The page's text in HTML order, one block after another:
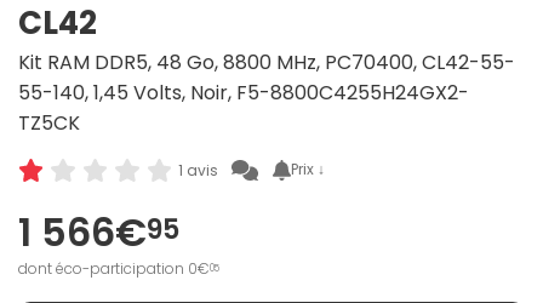
CL42
Kit RAM DDR5, 48 Go, 8800 MHz, PC70400, CL42-55-
55-140, 1,45 Volts, Noir, F5-8800C4255H24GX2-
TZ5CK
1 avis Prix ↓
1 566€95
dont éco-participation 0€05